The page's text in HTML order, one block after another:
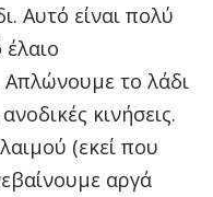
Αυτό είναι πολύ
το λάδι
κινήσεις.
(εκεί που
αργά